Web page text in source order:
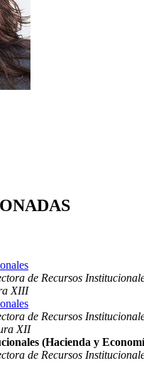
de Recursos
XIII
de Recursos
XII
(Hacienda y
de Recursos